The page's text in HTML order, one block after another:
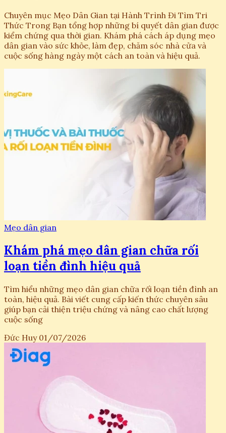
Chuyên mục Mẹo Dân Gian tại Hành Trình Đi Tìm Tri
Thức Trong Bạn tổng hợp những bí quyết dân gian được
kiểm chứng qua thời gian. Khám phá cách áp dụng mẹo
dân gian vào sức khỏe, làm đẹp, chăm sóc nhà cửa và
cuộc sống hàng ngày một cách an toàn và hiệu quả.
Mẹo dân gian
Khám phá mẹo dân gian chữa rối
loạn tiền đình hiệu quả
Tìm hiểu những mẹo dân gian chữa rối loạn tiền đình an
toàn, hiệu quả. Bài viết cung cấp kiến thức chuyên sâu
giúp bạn cải thiện triệu chứng và nâng cao chất lượng
cuộc sống
Đức Huy 01/07/2026